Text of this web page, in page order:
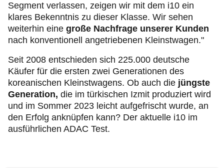
Segment verlassen, zeigen wir mit dem i10 ein
klares Bekenntnis zu dieser Klasse. Wir sehen
weiterhin eine große Nachfrage unserer Kunden
nach konventionell angetriebenen Kleinstwagen."
Seit 2008 entschieden sich 225.000 deutsche
Käufer für die ersten zwei Generationen des
koreanischen Kleinstwagens. Ob auch die jüngste
Generation, die im türkischen Izmit produziert wird
und im Sommer 2023 leicht aufgefrischt wurde, an
den Erfolg anknüpfen kann? Der aktuelle i10 im
ausführlichen ADAC Test.